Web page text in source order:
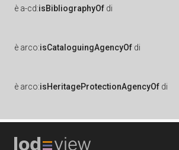
è a-cd:isBibliographyOf di
è arco:isCataloguingAgencyOf di
è arco:isHeritageProtectionAgencyOf di